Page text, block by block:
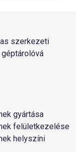
szerkezeti
gyártása
felületkezelése
helyszíni